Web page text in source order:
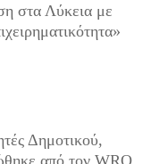
στα Λύκεια με
Δημοτικού,
από τον WRO